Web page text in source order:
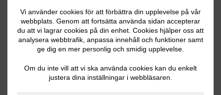
Vi använder cookies för att förbättra din upplevelse på vår
webbplats. Genom att fortsätta använda sidan accepterar
du att vi lagrar cookies på din enhet. Cookies hjälper oss att
analysera webbtrafik, anpassa innehåll och funktioner samt
ge dig en mer personlig och smidig upplevelse.
Om du inte vill att vi ska använda cookies kan du enkelt
justera dina inställningar i webbläsaren.
Ditt telefonnummer